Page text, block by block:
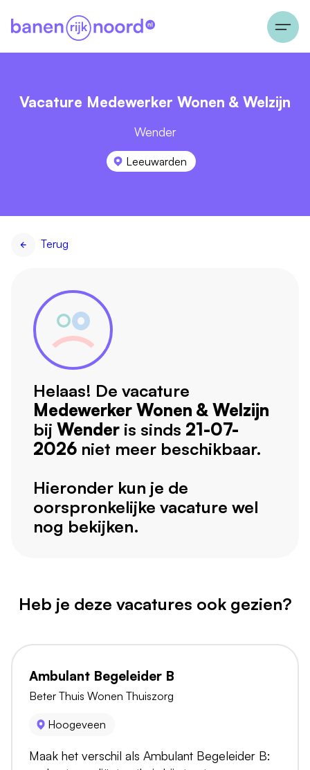
Vacature Medewerker Wonen & Welzijn
Wender
Leeuwarden
Terug
Helaas! De vacature
Medewerker Wonen & Welzijn
bij Wender is sinds 21-07-
2026 niet meer beschikbaar.
Hieronder kun je de
oorspronkelijke vacature wel
nog bekijken.
Heb je deze vacatures ook gezien?
Ambulant Begeleider B
Beter Thuis Wonen Thuiszorg
Hoogeveen
Maak het verschil als Ambulant Begeleider B: